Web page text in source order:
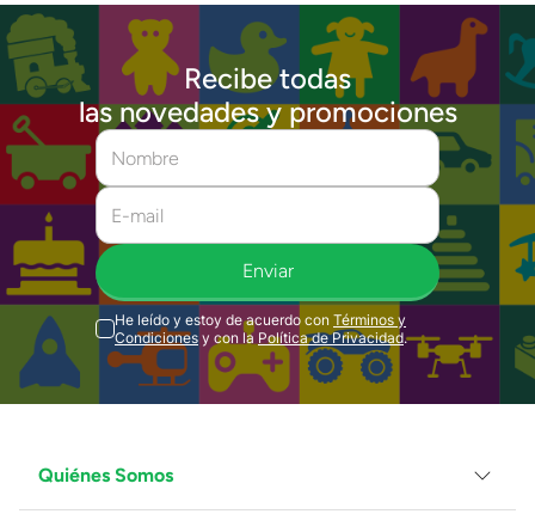
Recibe todas
las novedades y promociones
Enviar
He leído y estoy de acuerdo con Términos y
Condiciones y con la Política de Privacidad.
Quiénes Somos